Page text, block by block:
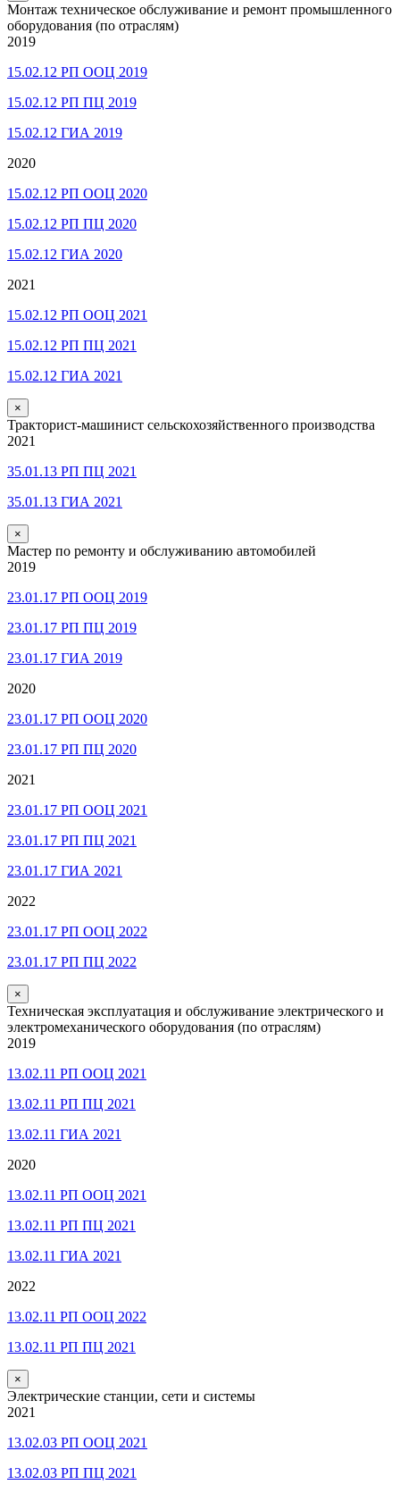
Монтаж техническое обслуживание и ремонт промышленного
оборудования (по отраслям)
2019
15.02.12 РП ООЦ 2019
15.02.12 РП ПЦ 2019
15.02.12 ГИА 2019
2020
15.02.12 РП ООЦ 2020
15.02.12 РП ПЦ 2020
15.02.12 ГИА 2020
2021
15.02.12 РП ООЦ 2021
15.02.12 РП ПЦ 2021
15.02.12 ГИА 2021
×
Тракторист-машинист сельскохозяйственного производства
2021
35.01.13 РП ПЦ 2021
35.01.13 ГИА 2021
×
Мастер по ремонту и обслуживанию автомобилей
2019
23.01.17 РП ООЦ 2019
23.01.17 РП ПЦ 2019
23.01.17 ГИА 2019
2020
23.01.17 РП ООЦ 2020
23.01.17 РП ПЦ 2020
2021
23.01.17 РП ООЦ 2021
23.01.17 РП ПЦ 2021
23.01.17 ГИА 2021
2022
23.01.17 РП ООЦ 2022
23.01.17 РП ПЦ 2022
×
Техническая эксплуатация и обслуживание электрического и
электромеханического оборудования (по отраслям)
2019
13.02.11 РП ООЦ 2021
13.02.11 РП ПЦ 2021
13.02.11 ГИА 2021
2020
13.02.11 РП ООЦ 2021
13.02.11 РП ПЦ 2021
13.02.11 ГИА 2021
2022
13.02.11 РП ООЦ 2022
13.02.11 РП ПЦ 2021
×
Электрические станции, сети и системы
2021
13.02.03 РП ООЦ 2021
13.02.03 РП ПЦ 2021